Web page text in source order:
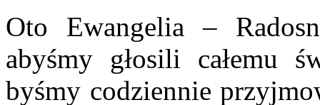
Oto Ewangelia –
abyśmy głosili całemu
byśmy codziennie